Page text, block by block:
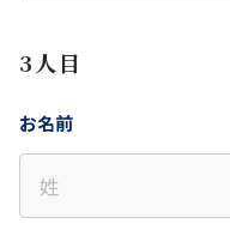
3人目
お名前